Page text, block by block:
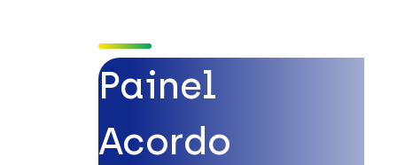
Painel
Acordo